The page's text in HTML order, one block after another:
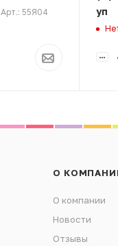
Арт.: 55Я04
уп
О
О компании
Новости
Отзывы